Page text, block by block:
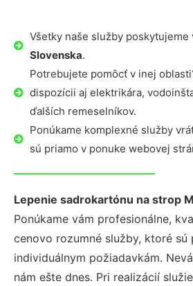
Všetky naše služby poskytujeme
Slovenska.
Potrebujete pomôcť v inej
dispozícii aj elektrikára,
ďalších remeselníkov.
Ponúkame komplexné služby
sú priamo v ponuke webovej
Lepenie sadrokartónu na strop
Ponúkame vám profesionálne,
cenovo rozumné služby, ktoré sú
individuálnym požiadavkám.
nám ešte dnes. Pri realizácií